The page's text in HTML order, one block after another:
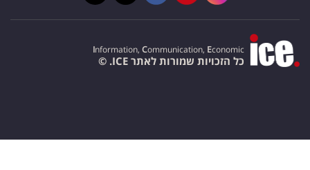
Information, Communication, Economic
כל הזכויות שמורות לאתר ICE. ©